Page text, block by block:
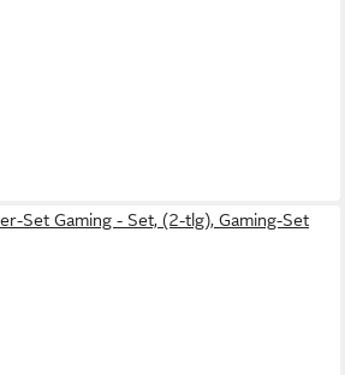
Set Gaming - Set, (2-tlg), Gaming-Set